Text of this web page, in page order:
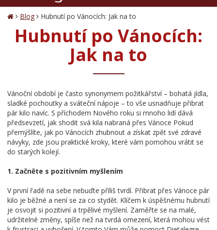
Blog Hubnutí po Vánocích: Jak na to
Hubnutí po Vánocích:
Jak na to
Vánoční období je často synonymem požitkářství – bohatá jídla,
sladké pochoutky a sváteční nápoje – to vše usnadňuje přibrat
pár kilo navíc. S příchodem Nového roku si mnoho lidí dává
předsevzetí, jak shodit svá kila nabraná přes Vánoce Pokud
přemýšlíte, jak po Vánocích zhubnout a získat zpět své zdravé
návyky, zde jsou praktické kroky, které vám pomohou vrátit se
do starých kolejí.
1. Začněte s pozitivním myšlením
V první řadě na sebe nebuďte příliš tvrdí. Přibrat přes Vánoce pár
kilo je běžné a není se za co stydět. Klíčem k úspěšnému hubnutí
je osvojit si pozitivní a trpělivé myšlení. Zaměřte se na malé,
udržitelné změny, spíše než na tvrdá omezení, která mohou vést